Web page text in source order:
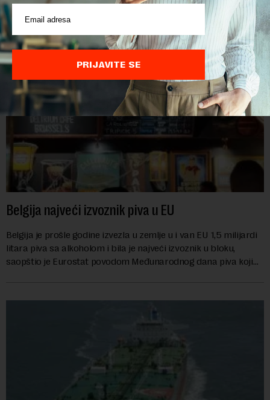
troškove, piše britanski list Gardijan.Indeks cena
prehrambenih proiz...
Belgija najveći izvoznik piva u EU
Belgija je prošle godine izvezla u zemlje u i van EU 1,5 milijardi
litara piva sa alkoholom i bila je najveći izvoznik u bloku,
saopštio je Eurostat povodom Međunarodnog dana piva koji
PRIJAVITE SE